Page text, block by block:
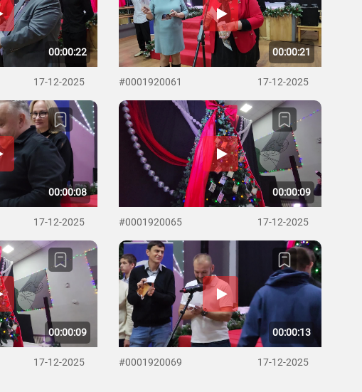
00:00:22
17-12-2025
00:00:21
#0001920061 17-12-2025
00:00:08
17-12-2025
00:00:09
#0001920065 17-12-2025
00:00:09
17-12-2025
00:00:13
#0001920069 17-12-2025